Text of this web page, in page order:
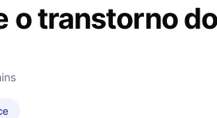
o transtorno